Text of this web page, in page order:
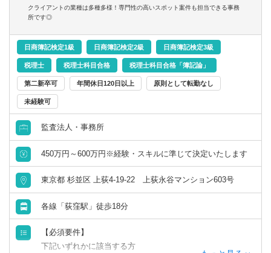
いスポット案件まで幅広く業務を経験することが可能で
クライアントの業種は多種多様！専門性の高いスポット案件も担当できる事務
所です◎
日商簿記検定1級 日商簿記検定2級 日商簿記検定3級
税理士 税理士科目合格 税理士科目合格「簿記論」
第二新卒可 年間休日120日以上 原則として転勤なし
未経験可
監査法人・事務所
450万円～600万円※経験・スキルに準じて決定いたします
東京都 杉並区 上荻4-19-22 上荻永谷マンション603号
各線「荻窪駅」徒歩18分
【必須要件】
下記いずれかに該当する方